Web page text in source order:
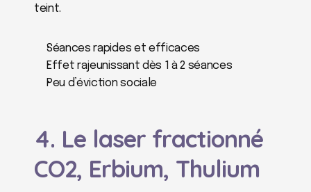
teint.
Séances rapides et efficaces
Effet rajeunissant dès 1 à 2 séances
Peu d’éviction sociale
4. Le laser fractionné
CO2, Erbium, Thulium